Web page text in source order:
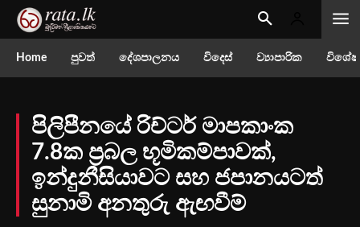
Home පුවත් දේශපාලනය විදෙස් ව්‍යාපාරික
පිලිපීනයේ රිච්ටර් මාපකාංක
7.8ක ප්‍රබල භූමිකම්පාවක්,
ඉන්දුනීසියාවට සහ ජපානයටත්
සුනාමි අනතුරු ඇඟවීම්